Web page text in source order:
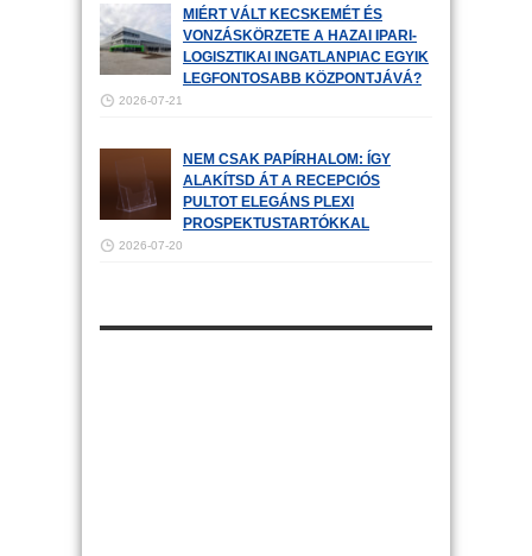
MIÉRT VÁLT KECSKEMÉT ÉS
VONZÁSKÖRZETE A HAZAI IPARI-
LOGISZTIKAI INGATLANPIAC EGYIK
LEGFONTOSABB KÖZPONTJÁVÁ?
2026-07-21
NEM CSAK PAPÍRHALOM: ÍGY
ALAKÍTSD ÁT A RECEPCIÓS
PULTOT ELEGÁNS PLEXI
PROSPEKTUSTARTÓKKAL
2026-07-20